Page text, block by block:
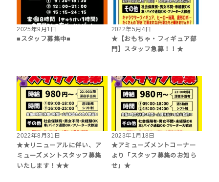
2025年9月1日
■スタッフ募集中■
2022年5月4日
★【おもちゃ・フィギュア部
門】スタッフ急募！！★
2022年8月31日
★★リニューアルに伴い、ア
ミューズメントスタッフ募集
いたします！★★
2023年1月18日
★アミューズメントコーナー
より「スタッフ募集のお知ら
せ」★